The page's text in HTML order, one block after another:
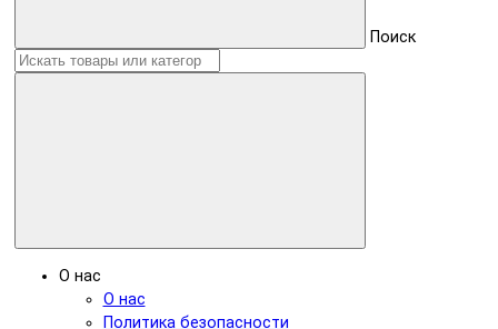
Поиск
О нас
О нас
Политика безопасности